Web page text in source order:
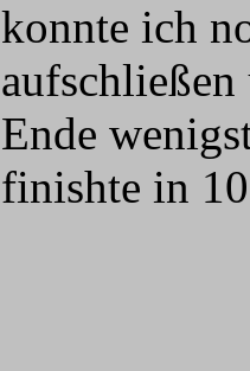
konnte ich
Ende
finishte in